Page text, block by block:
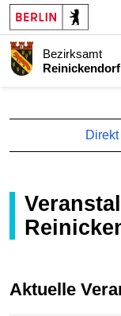
Bezirksamt
Veranstaltungskalender von
Aktuelle